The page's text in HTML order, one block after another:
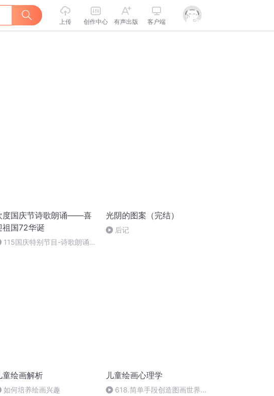
上传 创作中心 有声出版 客户端
度国庆节诗歌朗诵——喜
祖国72华诞
115国庆特别节目-诗歌朗诵-
光阴的图案（完结）
后记
童绘画解析
如何培养绘画兴趣
儿童绘画心理学
618.简单手段创造图画世界/